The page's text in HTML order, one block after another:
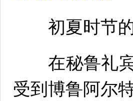
初夏时节的
在秘鲁礼宾
受到博鲁阿尔